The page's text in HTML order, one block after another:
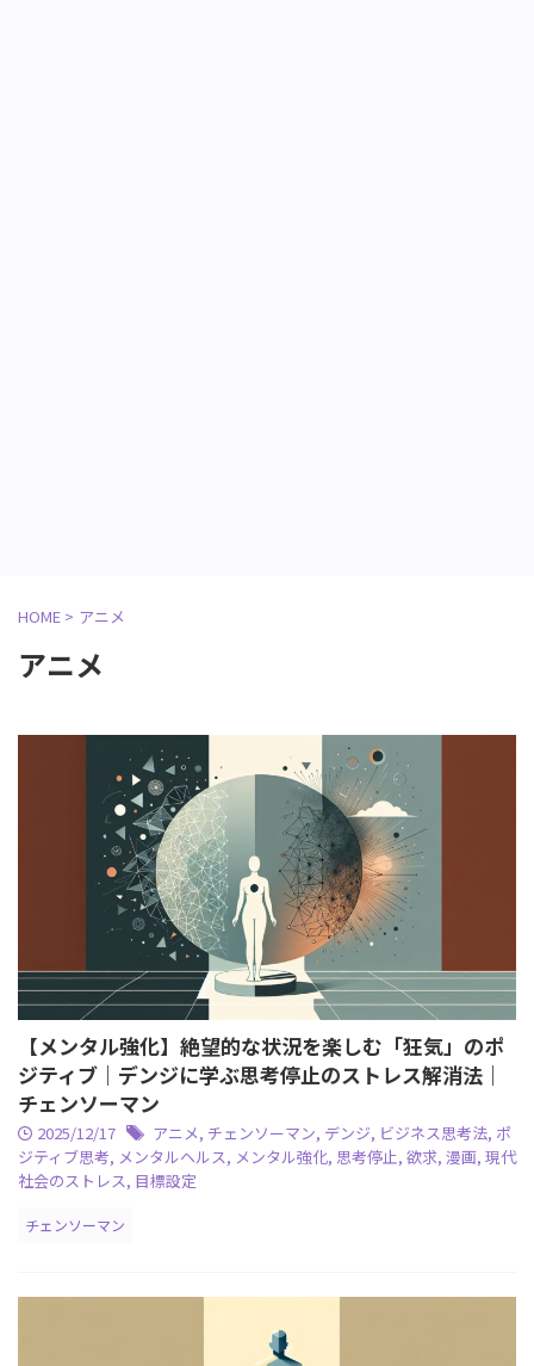
HOME > アニメ
アニメ
【メンタル強化】絶望的な状況を楽しむ「狂気」のポ
ジティブ｜デンジに学ぶ思考停止のストレス解消法｜
チェンソーマン
2025/12/17 アニメ, チェンソーマン, デンジ, ビジネス思考法, ポ
ジティブ思考, メンタルヘルス, メンタル強化, 思考停止, 欲求, 漫画, 現代
社会のストレス, 目標設定
チェンソーマン